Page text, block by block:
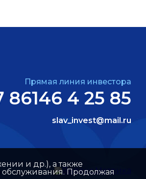
Прямая линия инвестора
86146 4 25 85
slav_invest@mail.ru
и др.), а также
Продолжая